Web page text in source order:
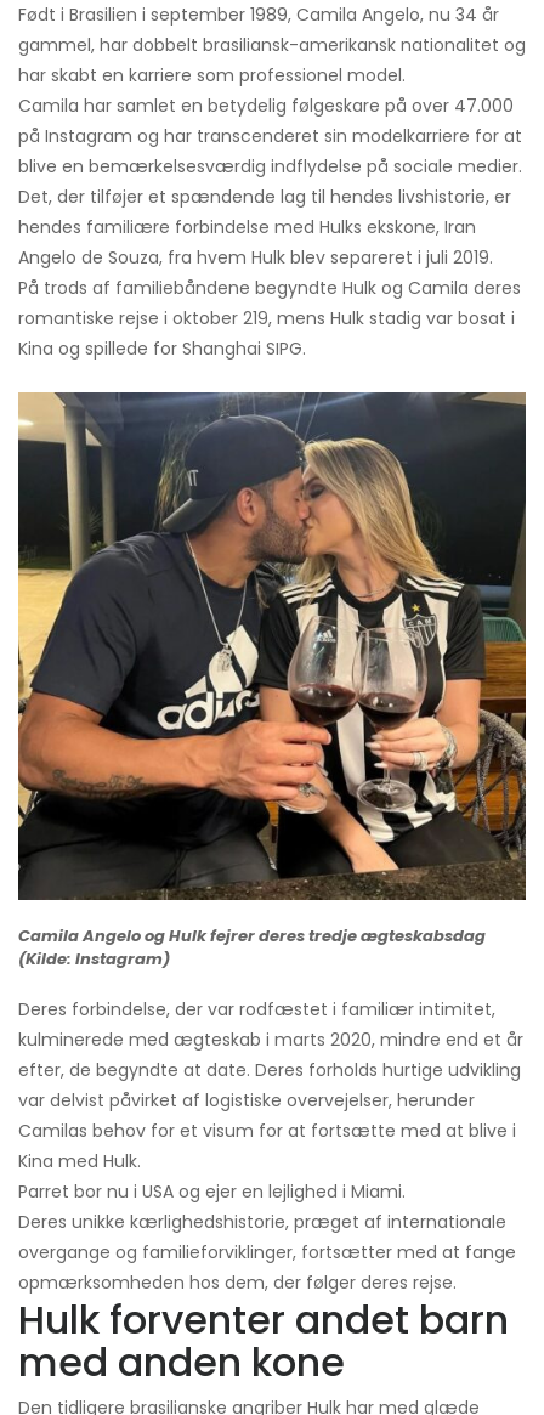
Født i Brasilien i september 1989, Camila Angelo, nu 34 år
gammel, har dobbelt brasiliansk-amerikansk nationalitet og
har skabt en karriere som professionel model.
Camila har samlet en betydelig følgeskare på over 47.000
på Instagram og har transcenderet sin modelkarriere for at
blive en bemærkelsesværdig indflydelse på sociale medier.
Det, der tilføjer et spændende lag til hendes livshistorie, er
hendes familiære forbindelse med Hulks ekskone, Iran
Angelo de Souza, fra hvem Hulk blev separeret i juli 2019.
På trods af familiebåndene begyndte Hulk og Camila deres
romantiske rejse i oktober 219, mens Hulk stadig var bosat i
Kina og spillede for Shanghai SIPG.
Camila Angelo og Hulk fejrer deres tredje ægteskabsdag
(Kilde: Instagram)
Deres forbindelse, der var rodfæstet i familiær intimitet,
kulminerede med ægteskab i marts 2020, mindre end et år
efter, de begyndte at date. Deres forholds hurtige udvikling
var delvist påvirket af logistiske overvejelser, herunder
Camilas behov for et visum for at fortsætte med at blive i
Kina med Hulk.
Parret bor nu i USA og ejer en lejlighed i Miami.
Deres unikke kærlighedshistorie, præget af internationale
overgange og familieforviklinger, fortsætter med at fange
opmærksomheden hos dem, der følger deres rejse.
Hulk forventer andet barn
med anden kone
Den tidligere brasilianske angriber Hulk har med glæde